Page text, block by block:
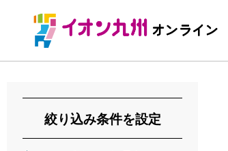
絞り込み条件を設定